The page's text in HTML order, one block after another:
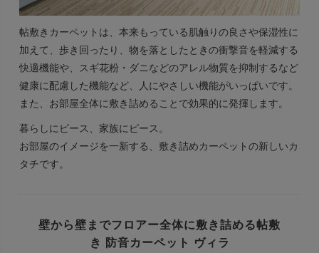
帖敷きカーペットは、本来もっている肌触りの良さや保湿性に
加えて、歩き回ったり、物を落としたときの衝撃音を軽減する
快適機能や、スギ花粉・ダニなどのアレル物質を抑制するなど
健康に配慮した機能など、人にやさしい機能がいっぱいです。
また、お部屋全体に敷き詰めることで効果的に発揮します。
暮らしにピース、家族にピース。
お部屋のイメージを一新する、敷き詰めカーペットの新しいカ
タチです。
壁から壁までフロアー全体に敷き詰める帖敷
き
防音カーペット ヴィラ